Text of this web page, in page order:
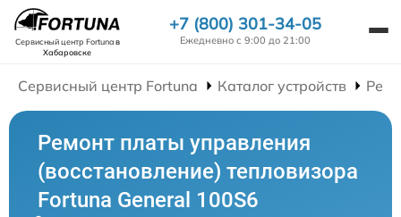
Сервисный центр Fortunaв
Хабаровске
+7 (800) 301-34-05
Ежедневно с 9:00 до 21:00
Сервисный центр Fortuna Каталог устройств
Ремонт платы управления
(восстановление) тепловизора
Fortuna General 100S6